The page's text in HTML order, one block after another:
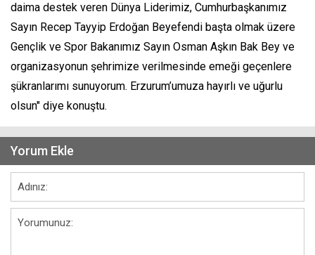
daima destek veren Dünya Liderimiz, Cumhurbaşkanımız
Sayın Recep Tayyip Erdoğan Beyefendi başta olmak üzere
Gençlik ve Spor Bakanımız Sayın Osman Aşkın Bak Bey ve
organizasyonun şehrimize verilmesinde emeği geçenlere
şükranlarımı sunuyorum. Erzurum’umuza hayırlı ve uğurlu
olsun" diye konuştu.
Yorum Ekle